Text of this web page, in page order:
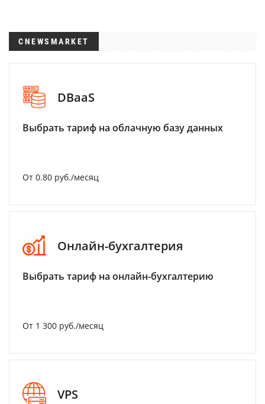
CNEWSMARKET
DBaaS
Выбрать тариф на облачную базу данных
От 0.80 руб./месяц
Онлайн-бухгалтерия
Выбрать тариф на онлайн-бухгалтерию
От 1 300 руб./месяц
VPS